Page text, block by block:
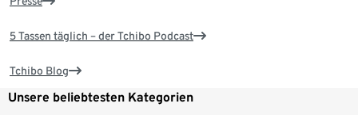
5 Tassen täglich – der Tchibo Podcast
Tchibo Blog
Unsere beliebtesten Kategorien